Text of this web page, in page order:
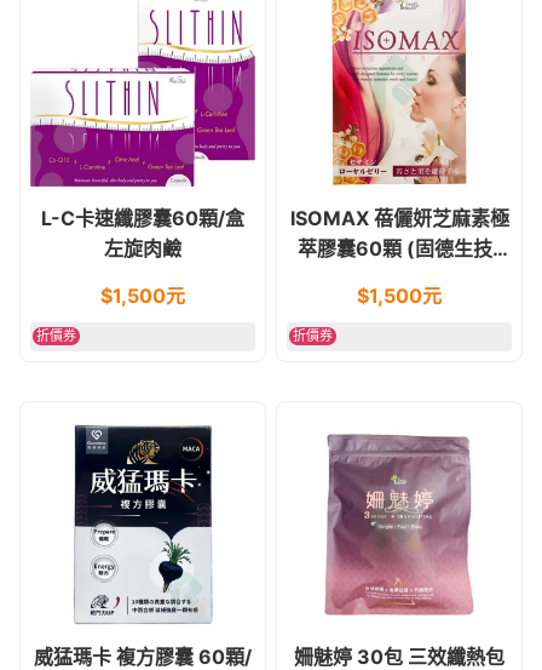
L-C卡速纖膠囊60顆/盒
左旋肉鹼
$1,500元
折價券
ISOMAX 蓓儷妍芝麻素極
萃膠囊60顆 (固德生技)
$1,500元
折價券
威猛瑪卡 複方膠囊 60顆/
姍魅婷 30包 三效纖熱包